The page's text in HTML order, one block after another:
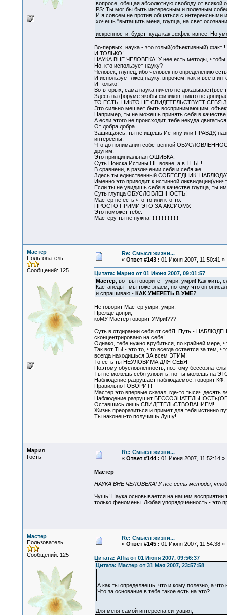
вопросе, обещая абсолютную свободу от всякой
PS: Ты мог бы быть интересным и полезным
И я совсем не против общаться с интеренсными
хочешь "вытащить меня, глупца, на свет
искренности, будет куда как эффективнее. Но
Во-первых, наука - это голый(объективный) факт!!!
И ТОЛЬКО!
НАУКА ВНЕ ЧЕЛОВЕКА! У нее есть методы, чтобы
Но, кто использует науку?
Человек, глупец, ибо человек по определению
И использует лжец науку, впрочем, как и все в
И только!
Во-вторых, сама наука ничего не доказывает(все
Здесь на форуме якобы физиков, никто не
ТО ЕСТЬ, НИКТО НЕ СВИДЕТЕЛЬСТВУЕТ
Это сильно мешает быть воспринимающим,
Например, ты не можешь принять себя в качестве
А если этого не происходит, тебе некуда
От добра добра...
Защищаясь, ты не ищешь Истину или ПРАВДУ,
интересны.
Что до понимания собственной
другим.
Это принципиальная ОШИБКА.
Суть Поиска Истины НЕ вовне, а в ТЕБЕ!
В сравнени, в различении себя и себя же.
Здесь ты единственный СОБЕСЕДНИК!
Именно это приводит к истинной
Если ты не увидишь себя в качестве глупца, ты
Суть глупца ОБУСЛОВЛЕННОСТЬ!
Мастер не есть что-то или кто-то.
ПРОСТО ПРИМИ ЭТО ЗА АКСИОМУ.
Это поможет тебе.
Мастеру ты не нужна!!!!!!!!!!!!!!!!!!!
Мастер
Пользователь
Сообщений: 125
Re: Смысл жизни...
« Ответ #143 : 01 Июня 2007, 11:50:41 »
Цитата: Мария от 01 Июня 2007, 09:01:57
Мастер, вот вы говорите - умри, умри! Как жить,
Кастанеды - мы тоже знаем, потому что он
и спрашиваю - КАК УМЕРЕТЬ В УМЕ?
Не говорит Мастер умри, умри.
Прежде допри,
коМУ Мастер говорит УМри!???
Суть в отдирании себя от себЯ. Путь -
сконцентрировано на себе!
Однако, тебе нужно врубиться, по крайней мере,
Так вот ТЫ - это то, что всегда остается за тем,
всегда находишься ЗА всем ЭТИМ!
То есть ты НЕУЛОВИМА ДЛЯ СЕБЯ!
Поэтому обусловленность, поэтому
Ты не можешь себя уловить, но ты можешь на
Наблюдение разрушает наблюдаемое, говорит КФ.
Правильно ГОВОРИТ!
Мастер это впервые сказал, где-то тысяч десять
Наблюдение разрушит
Оставшись лишь СВИДЕТЕЛЬСТВОВАНИЕМ!
Жизнь преоразиться и примет для тебя истинно
Ты наконец-то получишь Душу!
Мария
Гость
Re: Смысл жизни...
« Ответ #144 : 01 Июня 2007, 11:52:14 »
Мастер
НАУКА ВНЕ ЧЕЛОВЕКА! У нее есть методы,
Чушь! Наука основывается на нашем восприятии
только феномены. Любая упорядоченность - это
Мастер
Пользователь
Сообщений: 125
Re: Смысл жизни...
« Ответ #145 : 01 Июня 2007, 11:54:38 »
Цитата: Alfia от 01 Июня 2007, 09:56:37
Цитата: Мастер от 31 Мая 2007, 23:57:58
А как ты определяешь, что и кому полезно, а что
Что за основание в тебе такое есть на это?
Для меня самой интересна ситуация,